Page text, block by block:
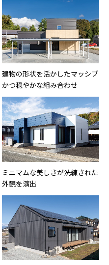
建物の形状を活かしたマッシブ
かつ穏やかな組み合わせ
ミニマムな美しさが洗練された
外観を演出